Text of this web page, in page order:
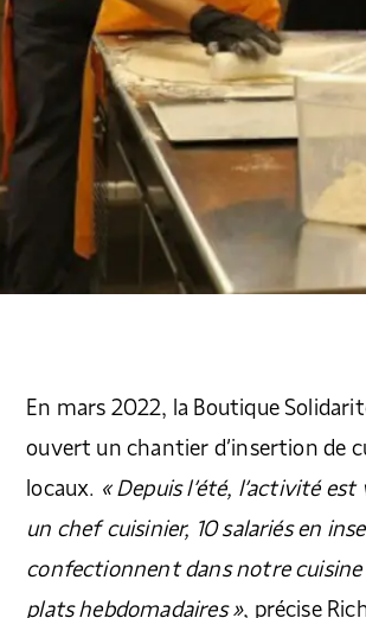
En mars 2022, la Boutique
ouvert un chantier d’insertion de
locaux. « Depuis l’été, l’activité
un chef cuisinier, 10 salariés en
confectionnent dans notre cuisine
plats hebdomadaires », précise